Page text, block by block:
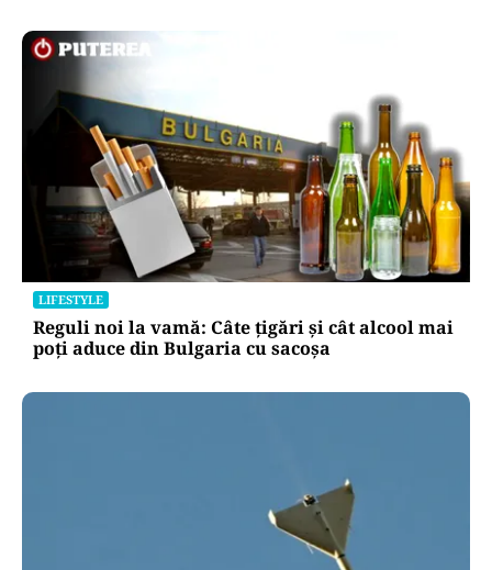
LIFESTYLE
Reguli noi la vamă: Câte țigări și cât alcool mai
poți aduce din Bulgaria cu sacoșa